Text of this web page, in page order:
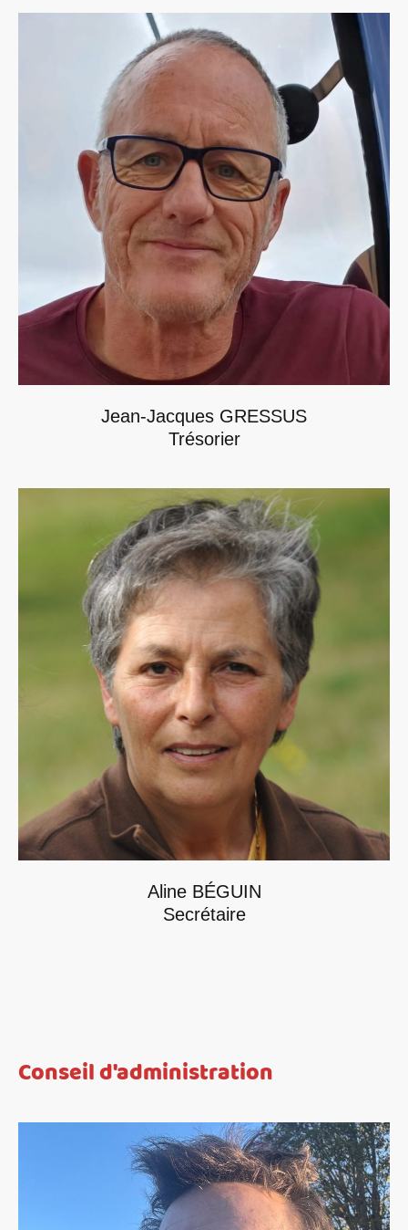
Jean-Jacques GRESSUS
Trésorier
Aline BÉGUIN
Secrétaire
Conseil d'administration